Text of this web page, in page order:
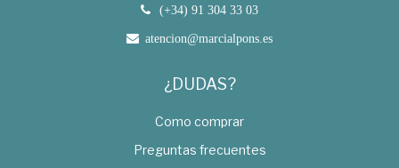
(+34) 91 304 33 03
atencion@marcialpons.es
¿DUDAS?
Como comprar
Preguntas frecuentes